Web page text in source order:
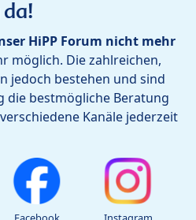
HiPP Forum nicht mehr
möglich. Die zahlreichen,
jedoch bestehen und sind
bestmögliche Beratung
Kanäle jederzeit